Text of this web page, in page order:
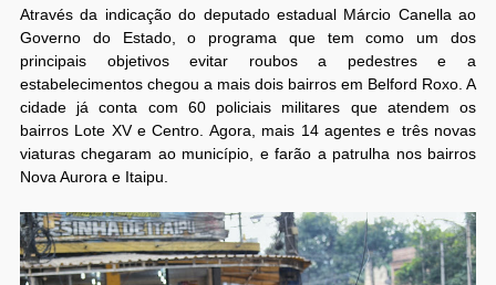
Através da indicação do deputado estadual Márcio Canella ao
Governo do Estado, o programa que tem como um dos
principais objetivos evitar roubos a pedestres e a
estabelecimentos chegou a mais dois bairros em Belford Roxo. A
cidade já conta com 60 policiais militares que atendem os
bairros Lote XV e Centro. Agora, mais 14 agentes e três novas
viaturas chegaram ao município, e farão a patrulha nos bairros
Nova Aurora e Itaipu.